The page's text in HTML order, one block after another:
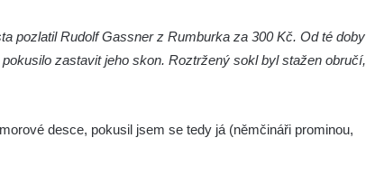
pozlatil Rudolf Gassner z Rumburka za 300 Kč. Od té doby
zastavit jeho skon. Roztržený sokl byl stažen obručí,
desce, pokusil jsem se tedy já (němčináři prominou,